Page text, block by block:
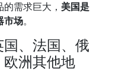
需求巨大， 美国是
市场。
、法国、俄
欧洲其他地